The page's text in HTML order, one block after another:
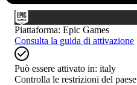
Piattaforma: Epic Games
Consulta la guida di attivazione
Può essere attivato in: italy
Controlla le restrizioni del paese